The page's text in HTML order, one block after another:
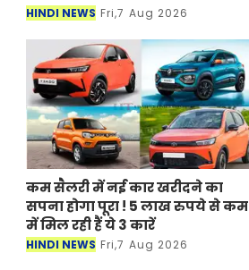
HINDI NEWS Fri,7 Aug 2026
कम सैलरी में नई कार खरीदने का
सपना होगा पूरा ! 5 लाख रुपये से कम
में मिल रही हैं ये 3 कारें
HINDI NEWS Fri,7 Aug 2026